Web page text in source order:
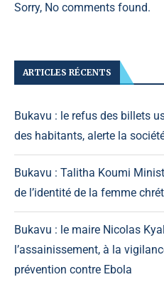
Sorry, No comments found.
ARTICLES RÉCENTS
Bukavu : le refus des billets
des habitants, alerte la
Bukavu : Talitha Koumi
de l’identité de la femme
Bukavu : le maire Nicolas
l’assainissement, à la
prévention contre Ebola